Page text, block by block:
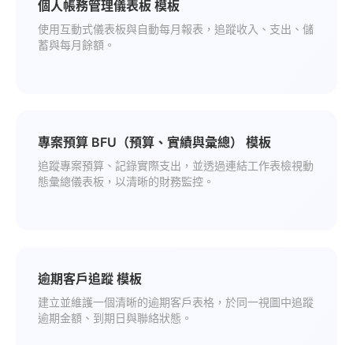
個人帳務管理儀表板 模板
使用互動式儀表板與自動每月報表，追蹤收入、支出、儲
蓄與每月餘額。
專案預算 BFU（預算、實績與彙總） 模板
追蹤專案預算、記錄實際支出，並透過連結工作表檢視動
態彙總儀表板，以清晰的財務監控。
逾期客戶追蹤 模板
建立並維護一個清晰的逾期客戶表格，於同一視圖中追蹤
逾期金額、到期日與聯絡狀態。